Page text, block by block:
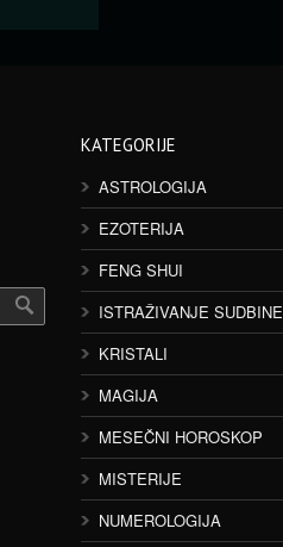
KATEGORIJE
ASTROLOGIJA
EZOTERIJA
FENG SHUI
ISTRAŽIVANJE SUDBINE
KRISTALI
MAGIJA
MESEČNI HOROSKOP
MISTERIJE
NUMEROLOGIJA